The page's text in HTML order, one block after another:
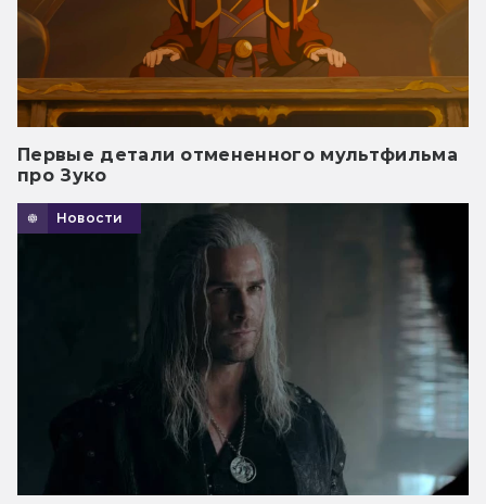
Первые детали отмененного мультфильма
про Зуко
Новости